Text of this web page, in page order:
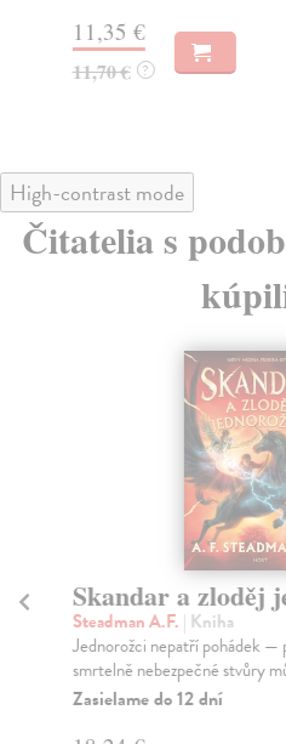
11,35 €
11,70 € ?
High-contrast mode
Čitatelia s
Skandar a zloděj
Steadman A.F. | Kniha
Jednorožci nepatří pohádek —
smrtelně nebezpečné stvůry
Zasielame do 12 dní